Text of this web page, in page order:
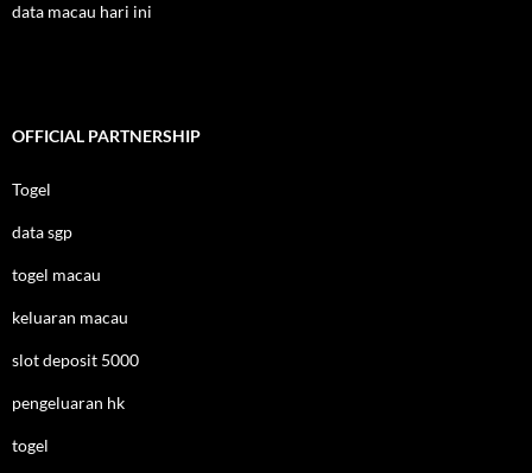
data macau hari ini
OFFICIAL PARTNERSHIP
Togel
data sgp
togel macau
keluaran macau
slot deposit 5000
pengeluaran hk
togel